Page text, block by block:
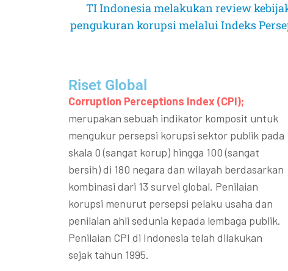
TI Indonesia melakukan review
pengukuran korupsi melalui Indeks
Riset Global​
Corruption Perceptions Index (CPI);
merupakan sebuah indikator komposit untuk
mengukur persepsi korupsi sektor publik pada
skala 0 (sangat korup) hingga 100 (sangat
bersih) di 180 negara dan wilayah berdasarkan
kombinasi dari 13 survei global. Penilaian
korupsi menurut persepsi pelaku usaha dan
penilaian ahli sedunia kepada lembaga publik.
Penilaian CPI di Indonesia telah dilakukan
sejak tahun 1995.